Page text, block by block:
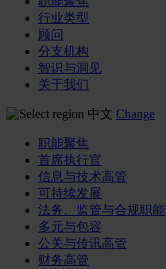
行业类型
顾问
分支机构
智识与洞见
关于我们
中文 Change
职能聚焦
首席执行官
信息与技术高管
可持续发展
法务、监管与合规职能
多元与包容
公关与传讯高管
财务高管